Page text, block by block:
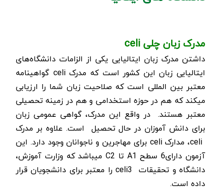
مدرک زبان چلی celi
داشتن مدرک زبان ایتالیایی یکی از الزامات دانشگاه‌­های
ایتالیایی زبان این کشور است که مدرکceli گواهینامه
معتبر بین المللی است که صلاحیت زبان شما را ارزیابی
می­کند که هم در حوزه استخدامی و هم در زمینه تحصیلی
معتبر هستند. در واقع این مدرک، گواهی عمومی زبان
برای دانش آموزان در حال تحصیل است. علاوه بر مدرک
celi، مدارکceli برای مهاجرین و ناجوانان وجود دارد. این
آزمون دارای6 سطح
A1 تا C2می­باشد که وزارت آموزش،
دانشگاه و تحقیقات celi3را معتبر برای دانشجویان قرار
داده است.